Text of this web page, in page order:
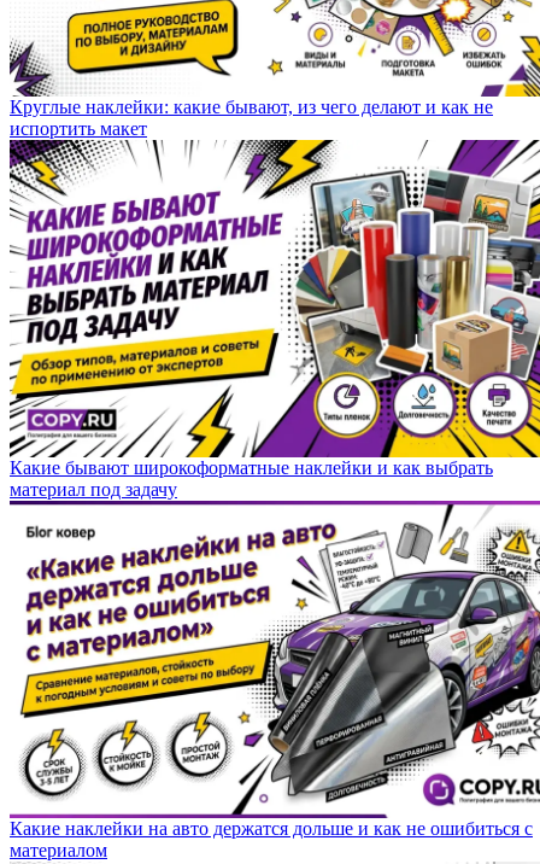
Круглые наклейки: какие бывают, из чего делают и как не
испортить макет
Какие бывают широкоформатные наклейки и как выбрать
материал под задачу
Какие наклейки на авто держатся дольше и как не ошибиться с
материалом